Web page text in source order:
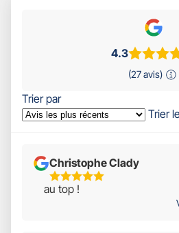
4.3
(27 avis)
Trier par
Trier
Christophe Clady
5
Étoiles
au top !